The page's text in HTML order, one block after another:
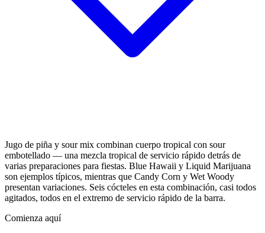
Jugo de piña y sour mix combinan cuerpo tropical con sour
embotellado — una mezcla tropical de servicio rápido detrás de
varias preparaciones para fiestas. Blue Hawaii y Liquid Marijuana
son ejemplos típicos, mientras que Candy Corn y Wet Woody
presentan variaciones. Seis cócteles en esta combinación, casi todos
agitados, todos en el extremo de servicio rápido de la barra.
Comienza aquí